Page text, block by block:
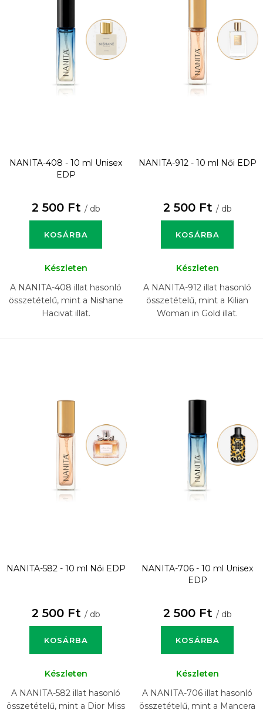
NANITA-408 - 10 ml Unisex
EDP
2 500 Ft / db
KOSÁRBA
Készleten
A NANITA-408 illat hasonló
összetételű, mint a Nishane
Hacivat illat.
NANITA-912 - 10 ml Női EDP
2 500 Ft / db
KOSÁRBA
Készleten
A NANITA-912 illat hasonló
összetételű, mint a Kilian
Woman in Gold illat.
NANITA-582 - 10 ml Női EDP
2 500 Ft / db
KOSÁRBA
Készleten
A NANITA-582 illat hasonló
összetételű, mint a Dior Miss
NANITA-706 - 10 ml Unisex
EDP
2 500 Ft / db
KOSÁRBA
Készleten
A NANITA-706 illat hasonló
összetételű, mint a Mancera